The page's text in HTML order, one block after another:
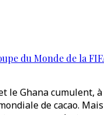
du Monde de la
le Ghana cumulent,
de cacao.